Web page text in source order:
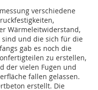
verschiedene
Wärmeleitwiderstand,
sind und die sich für die
gab es noch die
zu erstellen,
der vielen Fugen und
fallen gelassen.
erstellt. Die